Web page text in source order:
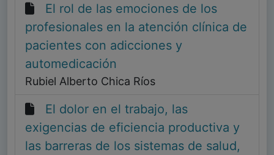
El rol de las emociones de los
profesionales en la atención clínica de
pacientes con adicciones y
automedicación
Rubiel Alberto Chica Ríos
El dolor en el trabajo, las
exigencias de eficiencia productiva y
las barreras de los sistemas de salud,